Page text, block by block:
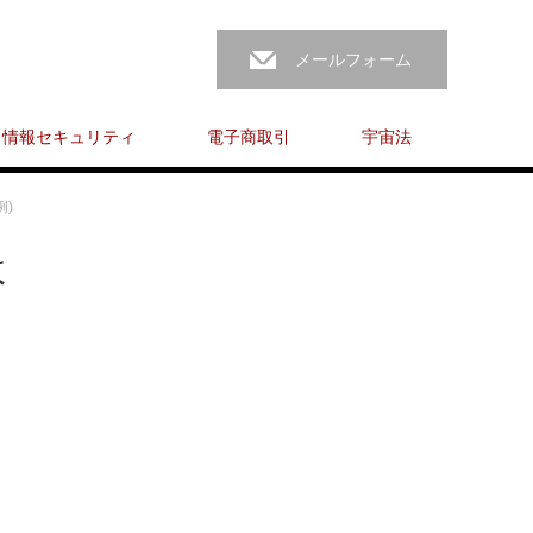
メールフォーム
情報セキュリティ 電子商取引 宇宙法
)